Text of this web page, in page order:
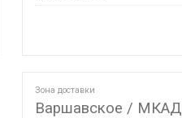
Зона доставки
Варшавское / МКАД